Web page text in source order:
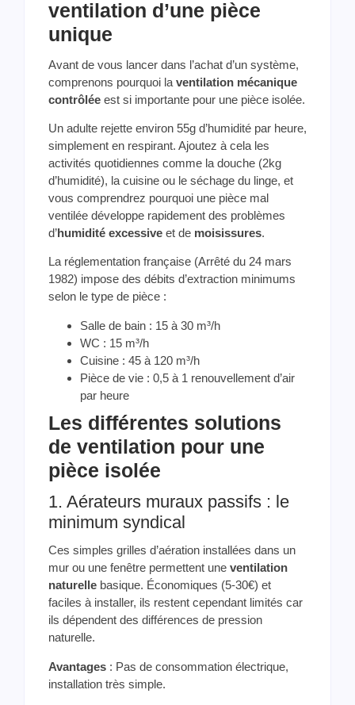
ventilation d’une pièce
unique
Avant de vous lancer dans l’achat d’un système,
comprenons pourquoi la ventilation mécanique
contrôlée est si importante pour une pièce isolée.
Un adulte rejette environ 55g d’humidité par heure,
simplement en respirant. Ajoutez à cela les
activités quotidiennes comme la douche (2kg
d’humidité), la cuisine ou le séchage du linge, et
vous comprendrez pourquoi une pièce mal
ventilée développe rapidement des problèmes
d’humidité excessive et de moisissures.
La réglementation française (Arrêté du 24 mars
1982) impose des débits d’extraction minimums
selon le type de pièce :
Salle de bain : 15 à 30 m³/h
WC : 15 m³/h
Cuisine : 45 à 120 m³/h
Pièce de vie : 0,5 à 1 renouvellement d’air
par heure
Les différentes solutions
de ventilation pour une
pièce isolée
1. Aérateurs muraux passifs : le
minimum syndical
Ces simples grilles d’aération installées dans un
mur ou une fenêtre permettent une ventilation
naturelle basique. Économiques (5-30€) et
faciles à installer, ils restent cependant limités car
ils dépendent des différences de pression
naturelle.
Avantages : Pas de consommation électrique,
installation très simple.